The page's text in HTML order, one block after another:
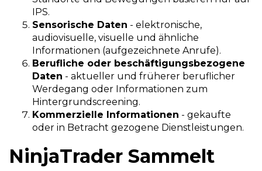
IPS.
Sensorische Daten - elektronische,
audiovisuelle, visuelle und ähnliche
Informationen (aufgezeichnete Anrufe).
Berufliche oder beschäftigungsbezogene
Daten - aktueller und früherer beruflicher
Werdegang oder Informationen zum
Hintergrundscreening.
Kommerzielle Informationen - gekaufte
oder in Betracht gezogene Dienstleistungen.
NinjaTrader Sammelt